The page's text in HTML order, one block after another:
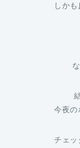
しか
今夜の
チェッ